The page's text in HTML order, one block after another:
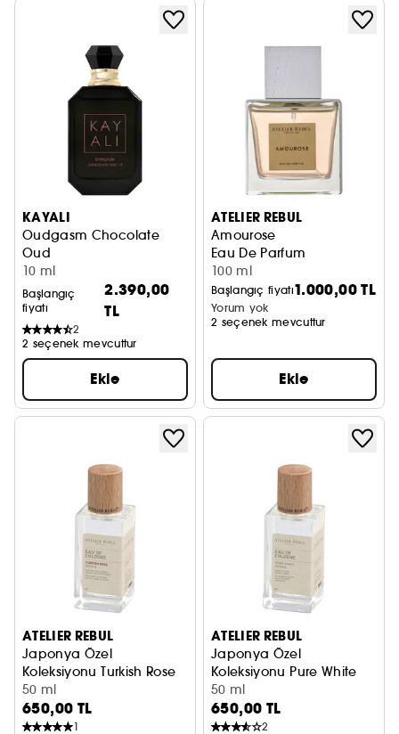
KAYALI
Oudgasm Chocolate
Oud
Eau de Parfum
10 ml
Başlangıç
fiyatı
2.390,00
TL
2
2 seçenek mevcuttur
Ekle
ATELIER REBUL
Amourose
Eau De Parfum
100 ml
Başlangıç fiyatı1.000,00 TL
Yorum yok
2 seçenek mevcuttur
Ekle
ATELIER REBUL
Japonya Özel
Koleksiyonu Turkish Rose
Kolonya
50 ml
650,00 TL
1
ATELIER REBUL
Japonya Özel
Koleksiyonu Pure White
Kolonya
50 ml
650,00 TL
2